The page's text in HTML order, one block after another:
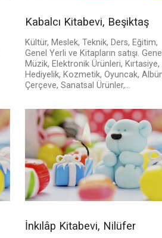
Kabalcı Kitabevi, Beşiktaş
Kültür, Meslek, Teknik, Ders, Eğitim,
Genel Yerli ve Kitapların satışı.
Müzik, Elektronik Ürünleri, Kırtasiye,
Hediyelik, Kozmetik, Oyuncak,
Çerçeve, Sanatsal Ürünler,...
İnkılâp Kitabevi, Nilüfer